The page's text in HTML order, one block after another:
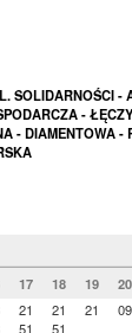
SOLIDARNOŚCI -
-
- DIAMENTOWA -
17 18 19 20
21
51
21
51
21 09